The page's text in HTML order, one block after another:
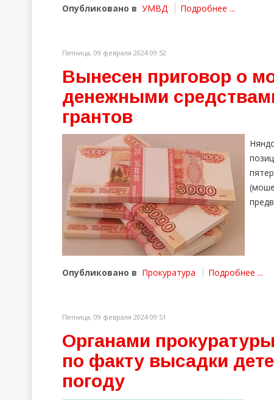
Опубликовано в УМВД Подробнее ...
Пятница, 09 февраля 2024 09:52
Вынесен приговор о
денежными
грантов
Опубликовано в Прокуратура Подробнее ...
Пятница, 09 февраля 2024 09:51
Органами
по факту высадки
погоду